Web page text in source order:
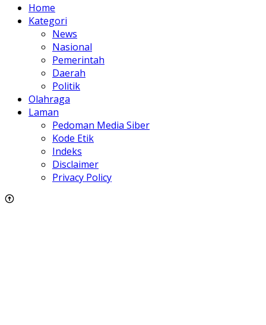
Home
Kategori
News
Nasional
Pemerintah
Daerah
Politik
Olahraga
Laman
Pedoman Media Siber
Kode Etik
Indeks
Disclaimer
Privacy Policy